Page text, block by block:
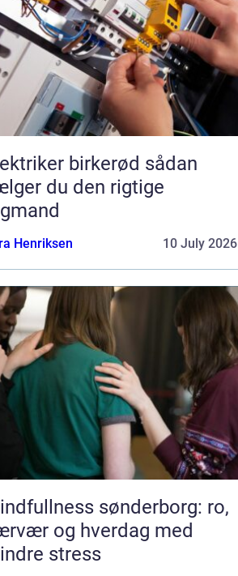
birkerød sådan
du den rigtige
Henriksen 10 July 2026
sønderborg: ro,
og hverdag med
stress